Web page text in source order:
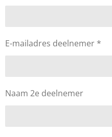
E-mailadres deelnemer *
Naam 2e deelnemer